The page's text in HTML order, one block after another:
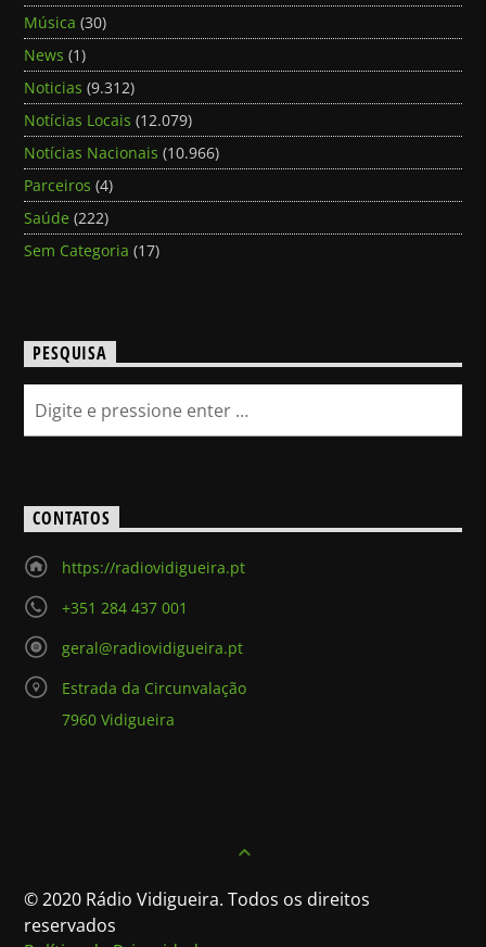
Música (30)
News (1)
Noticias (9.312)
Notícias Locais (12.079)
Notícias Nacionais (10.966)
Parceiros (4)
Saúde (222)
Sem Categoria (17)
PESQUISA
CONTATOS
https://radiovidigueira.pt
+351 284 437 001
geral@radiovidigueira.pt
Estrada da Circunvalação
7960 Vidigueira
© 2020 Rádio Vidigueira. Todos os direitos
reservados